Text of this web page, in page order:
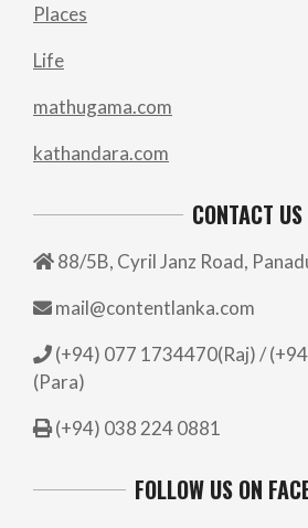
Places
Life
mathugama.com
kathandara.com
CONTACT US
88/5B, Cyril Janz Road,
mail@contentlanka.com
(+94) 077 1734470(Raj) /
(Para)
(+94) 038 224 0881
FOLLOW US ON